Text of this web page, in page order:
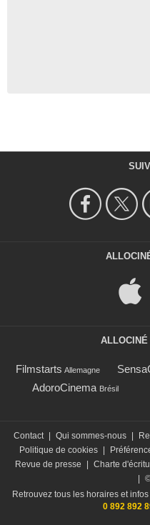
Filmstarts Allemagne
AdoroCinema Brésil
Contact | Qui sommes-nous |
Politique de cookies |
Revue de presse
| Charte
|
Retrouvez tous les horaires et
0 892 892